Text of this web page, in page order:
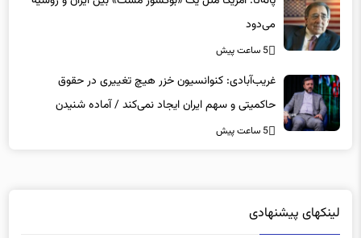
می‌دود
5 ساعت پیش
غریب‌آبادی: کنوانسیون خزر هیچ تغییری در حقوق
حاکمیتی و سهم ایران ایجاد نمی‌کند / آماده شنیدن
حرف‌های منتقدان هستیم / برای همه انتقادها جواب
5 ساعت پیش
لینکهای پیشنهادی